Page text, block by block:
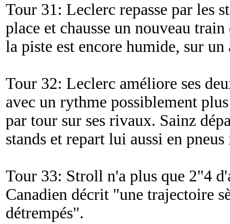
Tour 31: Leclerc repasse par les
place et chausse un nouveau
la piste est encore humide, sur un
Tour 32: Leclerc améliore ses
avec un rythme possiblement
par tour sur ses rivaux. Sainz
stands et repart lui aussi en
Tour 33: Stroll n'a plus que 2"4
Canadien décrit "une trajectoire
détrempés".